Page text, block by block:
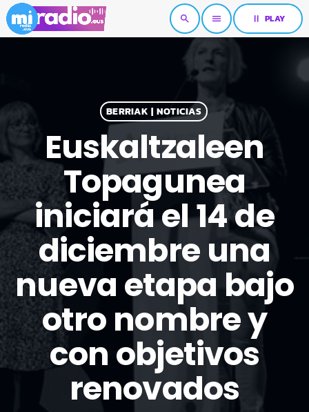
search menu pause PLAY
BERRIAK | NOTICIAS
Euskaltzaleen
Topagunea
iniciará el 14 de
diciembre una
nueva etapa bajo
otro nombre y
con objetivos
renovados